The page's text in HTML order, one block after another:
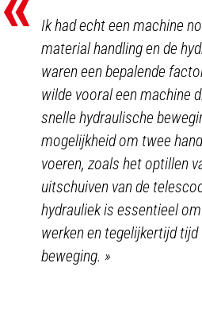
Ik had echt een machine
material handling en de
waren een bepalende
wilde vooral een machine
snelle hydraulische
mogelijkheid om twee
voeren, zoals het optillen
uitschuiven van de
hydrauliek is essentieel
werken en tegelijkertijd
beweging.»